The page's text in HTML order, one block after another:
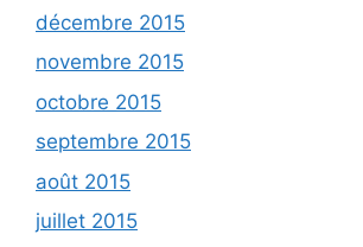
décembre 2015
novembre 2015
octobre 2015
septembre 2015
août 2015
juillet 2015